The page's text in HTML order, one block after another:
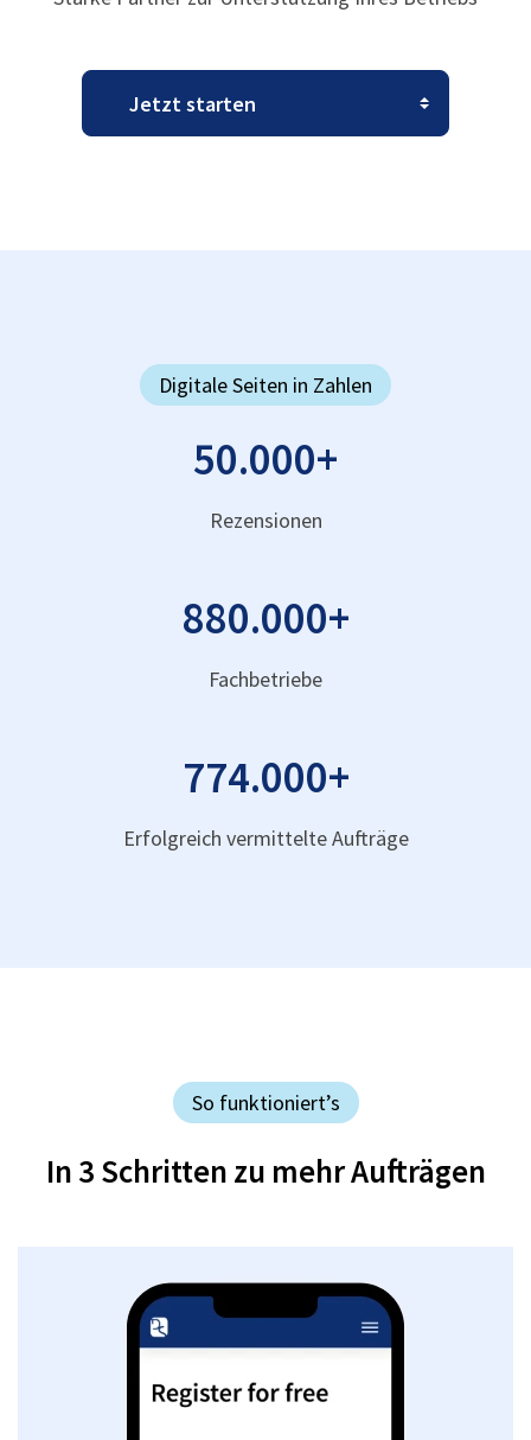
Digitale Seiten in Zahlen
50.000+
Rezensionen
880.000+
Fachbetriebe
774.000+
Erfolgreich vermittelte Aufträge
So funktioniert’s
In 3 Schritten zu mehr Aufträgen